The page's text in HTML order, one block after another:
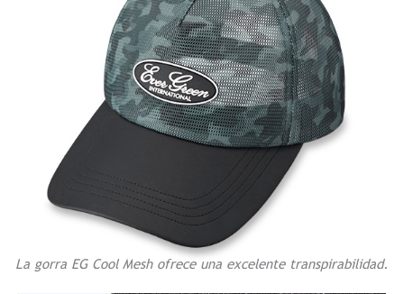
La gorra EG Cool Mesh ofrece una excelente transpirabilidad.